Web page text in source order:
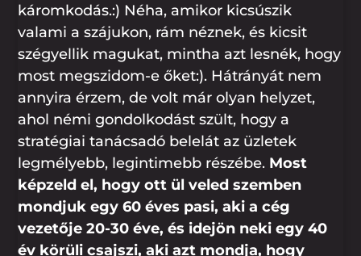
káromkodás.:) Néha, amikor kicsúszik
valami a szájukon, rám néznek, és kicsit
szégyellik magukat, mintha azt lesnék, hogy
most megszidom-e őket:). Hátrányát nem
annyira érzem, de volt már olyan helyzet,
ahol némi gondolkodást szült, hogy a
stratégiai tanácsadó belelát az üzletek
legmélyebb, legintimebb részébe. Most
képzeld el, hogy ott ül veled szemben
mondjuk egy 60 éves pasi, aki a cég
vezetője 20-30 éve, és idejön neki egy 40
év körüli csajszi, aki azt mondja, hogy